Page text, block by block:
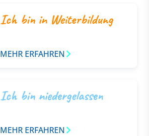
Ich bin in Weiterbildung
MEHR ERFAHREN
Ich bin niedergelassen
MEHR ERFAHREN